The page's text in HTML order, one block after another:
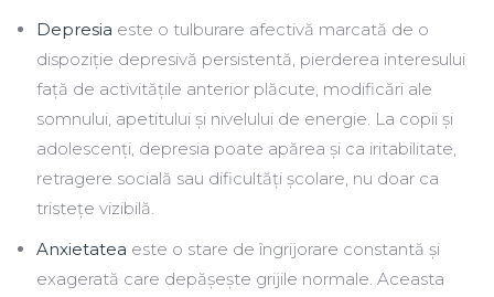
Depresia este o tulburare afectivă marcată de o
dispoziție depresivă persistentă, pierderea interesului
față de activitățile anterior plăcute, modificări ale
somnului, apetitului și nivelului de energie. La copii și
adolescenți, depresia poate apărea și ca iritabilitate,
retragere socială sau dificultăți școlare, nu doar ca
tristețe vizibilă.
Anxietatea este o stare de îngrijorare constantă și
exagerată care depășește grijile normale. Aceasta